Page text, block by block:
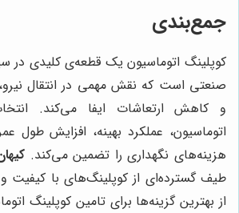
جمع‌بندی
کوپلینگ اتوماسیون یک قطعه‌ی کلیدی در
صنعتی است که نقش مهمی در انتقال
و کاهش ارتعاشات ایفا می‌کند.
اتوماسیون، عملکرد بهینه، افزایش طول
هزینه‌های نگهداری را تضمین می‌کند.
طیف گسترده‌ای از کوپلینگ‌های با
از بهترین گزینه‌ها برای تامین کوپلینگ